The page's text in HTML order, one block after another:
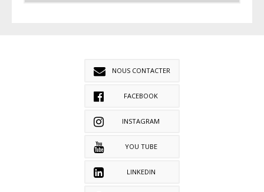
NOUS CONTACTER
FACEBOOK
INSTAGRAM
YOU TUBE
LINKEDIN